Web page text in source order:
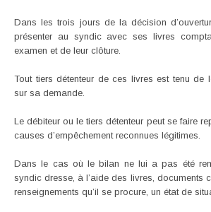
Dans les trois jours de la décision
présenter au syndic avec ses livres
examen et de leur clôture.
Tout tiers détenteur de ces livres est tenu de
sur sa demande.
Le débiteur ou le tiers détenteur peut se faire
causes d’empêchement reconnues légitimes.
Dans le cas où le bilan ne lui a pas été
syndic dresse, à l’aide des livres, documents
renseignements qu’il se procure, un état de